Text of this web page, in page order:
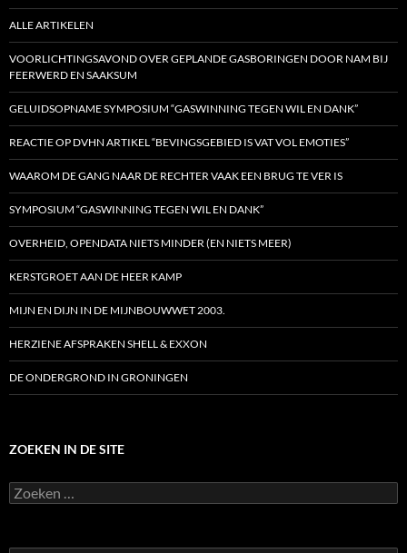
ALLE ARTIKELEN
VOORLICHTINGSAVOND OVER GEPLANDE GASBORINGEN DOOR NAM BIJ
FEERWERD EN SAAKSUM
GELUIDSOPNAME SYMPOSIUM “GASWINNING TEGEN WIL EN DANK”
REACTIE OP DVHN ARTIKEL “BEVINGSGEBIED IS VAT VOL EMOTIES”
WAAROM DE GANG NAAR DE RECHTER VAAK EEN BRUG TE VER IS
SYMPOSIUM “GASWINNING TEGEN WIL EN DANK”
OVERHEID, OPENDATA NIETS MINDER (EN NIETS MEER)
KERSTGROET AAN DE HEER KAMP
MIJN EN DIJN IN DE MIJNBOUWWET 2003.
HERZIENE AFSPRAKEN SHELL & EXXON
DE ONDERGROND IN GRONINGEN
ZOEKEN IN DE SITE
Zoeken
naar: